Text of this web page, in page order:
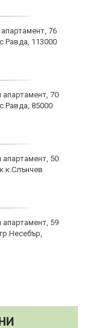
76
113000
70
85000
50
59